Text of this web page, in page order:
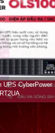
UPS CyberPower